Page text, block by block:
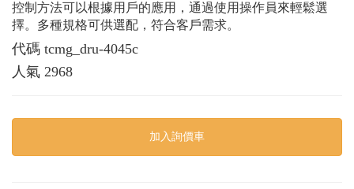
控制方法可以根據用戶的應用，通過使用操作員來輕鬆選
擇。多種規格可供選配，符合客戶需求。
代碼 tcmg_dru-4045c
人氣 2968
加入詢價車